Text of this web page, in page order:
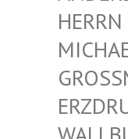
N
AEL
UIDE –